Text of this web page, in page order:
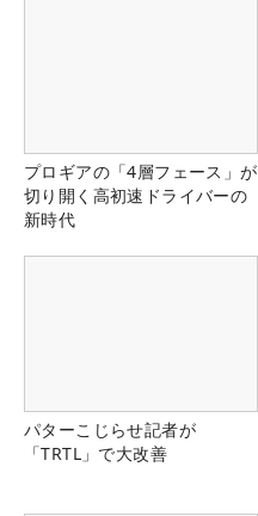
プロギアの「4層フェース」が
切り開く高初速ドライバーの
新時代
パターこじらせ記者が
「TRTL」で大改善